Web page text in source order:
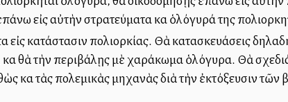
εἰς αὐτὴν στρατεύματα καὶ ὁλόγυρά της
εἰς κατάστασιν πολιορκίας. Θὰ κατασκευάσεις
καὶ θὰ τὴν περιβάλῃς μὲ χαράκωμα ὁλόγυρα. Θὰ
καὶ τὰς πολεμικὰς μηχανὰς διὰ τὴν ἐκτόξευσιν